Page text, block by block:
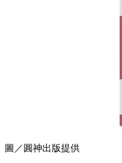
圖／圓神出版提供